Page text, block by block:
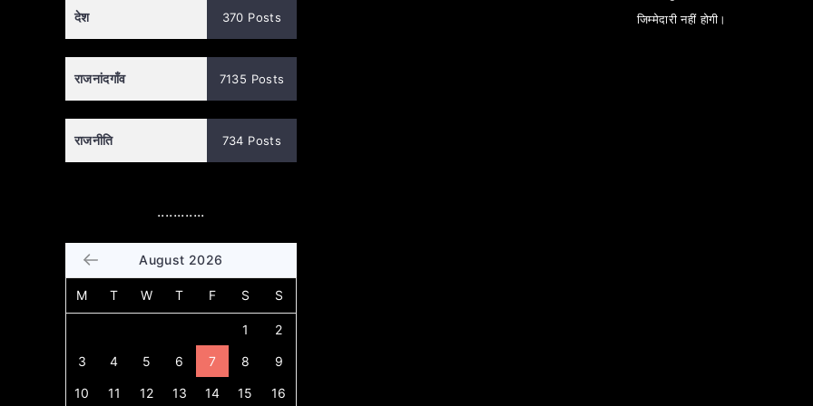
देश 370 Posts
राजनांदगाँव 7135 Posts
राजनीति 734 Posts
............
August 2026
M T W T F S S
1 2
3 4 5 6 7 8 9
10 11 12 13 14 15 16
जिम्मेदारी नहीं होगी।